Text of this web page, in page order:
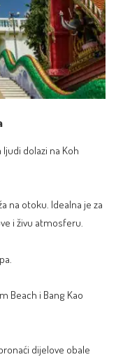
dolazi na Koh
na otoku. Idealna je za
i živu atmosferu.
Beach i Bang Kao
dijelove obale